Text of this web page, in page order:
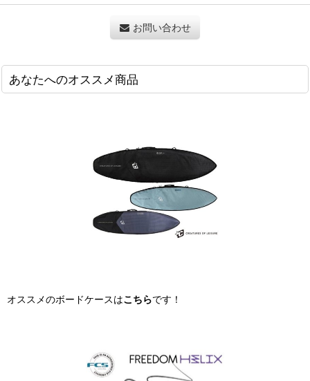
お問い合わせ
あなたへのオススメ商品
オススメのボードケースはこちらです！